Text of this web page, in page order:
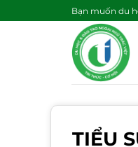
qua
Bạn muốn du
TIỂU